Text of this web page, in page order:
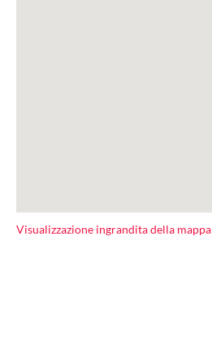
Visualizzazione ingrandita della mappa